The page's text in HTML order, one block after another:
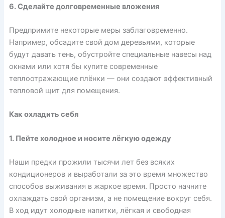
6. Сделайте долговременные вложения
Предпримите некоторые меры заблаговременно.
Например, обсадите свой дом деревьями, которые
будут давать тень, обустройте специальные навесы над
окнами или хотя бы купите современные
теплоотражающие плёнки — они создают эффективный
тепловой щит для помещения.
Как охладить себя
1. Пейте холодное и носите лёгкую одежду
Наши предки прожили тысячи лет без всяких
кондиционеров и выработали за это время множество
способов выживания в жаркое время. Просто начните
охлаждать свой организм, а не помещение вокруг себя.
В ход идут холодные напитки, лёгкая и свободная